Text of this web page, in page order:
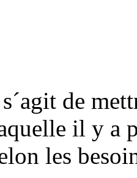
de
il y a
les